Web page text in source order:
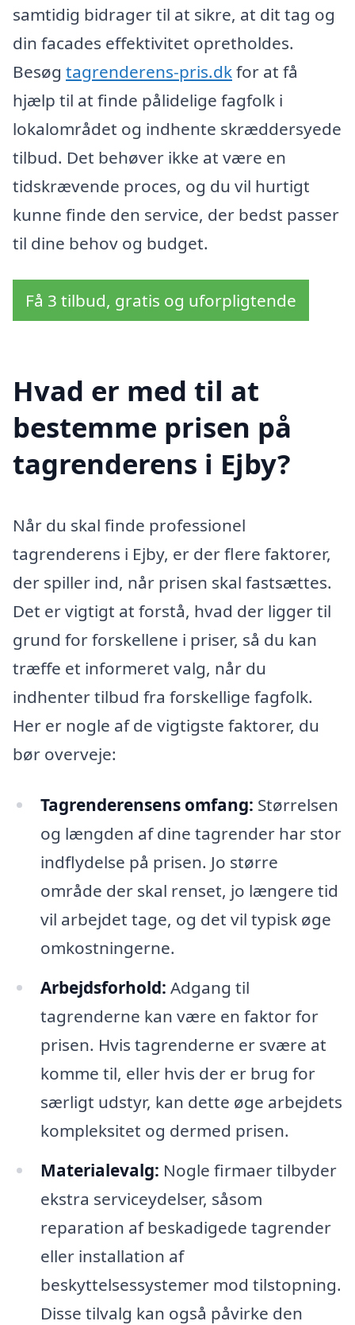
samtidig bidrager til at sikre, at dit tag og
din facades effektivitet opretholdes.
Besøg tagrenderens-pris.dkfor at få
hjælp til at finde pålidelige fagfolk i
lokalområdet og indhente skræddersyede
tilbud. Det behøver ikke at være en
tidskrævende proces, og du vil hurtigt
kunne finde den service, der bedst passer
til dine behov og budget.
Få 3 tilbud, gratis og uforpligtende
Hvad er med til at
bestemme prisen på
tagrenderens i Ejby?
Når du skal finde professionel
tagrenderens i Ejby, er der flere faktorer,
der spiller ind, når prisen skal fastsættes.
Det er vigtigt at forstå, hvad der ligger til
grund for forskellene i priser, så du kan
træffe et informeret valg, når du
indhenter tilbud fra forskellige fagfolk.
Her er nogle af de vigtigste faktorer, du
bør overveje:
Tagrenderensens omfang: Størrelsen
og længden af dine tagrender har stor
indflydelse på prisen. Jo større
område der skal renset, jo længere tid
vil arbejdet tage, og det vil typisk øge
omkostningerne.
Arbejdsforhold: Adgang til
tagrenderne kan være en faktor for
prisen. Hvis tagrenderne er svære at
komme til, eller hvis der er brug for
særligt udstyr, kan dette øge arbejdets
kompleksitet og dermed prisen.
Materialevalg: Nogle firmaer tilbyder
ekstra serviceydelser, såsom
reparation af beskadigede tagrender
eller installation af
beskyttelsessystemer mod tilstopning.
Disse tilvalg kan også påvirke den